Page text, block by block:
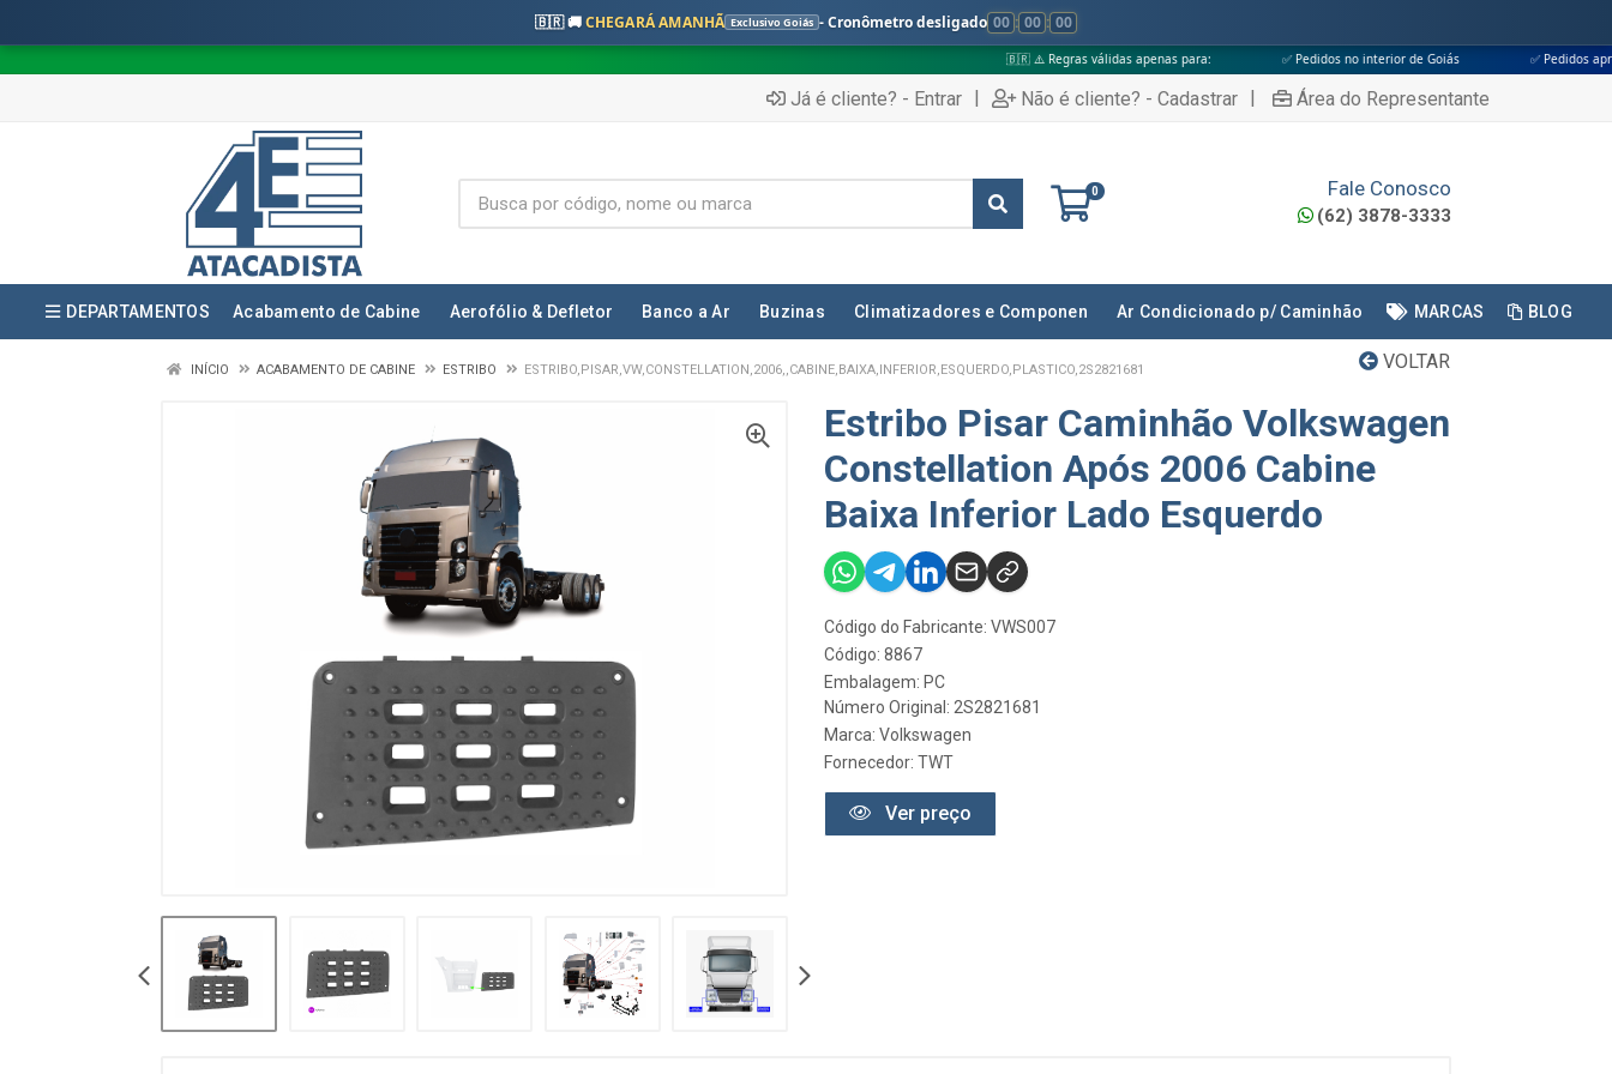
🇧🇷 🚚CHEGARÁ AMANHÃ Exclusivo Goiás - Cronômetro desligado 00 : 00 : 00
🇧🇷 ⚠️ Regras válidas apenas para: ✅ Pedidos no interior de Goiás ✅ Pedidos aprovados até às 18h
Já é cliente? - Entrar | Não é cliente? - Cadastrar | Área do Representante
0 Fale Conosco
(62) 3878-3333
DEPARTAMENTOS Acabamento de Cabine Aerofólio & Defletor Banco a Ar Buzinas Climatizadores e Componen Ar Condicionado p/ Caminhão MARCAS BLOG
VOLTAR
INÍCIO ACABAMENTO DE CABINE ESTRIBO ESTRIBO,PISAR,VW,CONSTELLATION,2006,,CABINE,BAIXA,INFERIOR,ESQUERDO,PLASTICO,2S2821681
Estribo Pisar Caminhão Volkswagen
Constellation Após 2006 Cabine
Baixa Inferior Lado Esquerdo
Código do Fabricante: VWS007
Código: 8867
Embalagem: PC
Número Original: 2S2821681
Marca: Volkswagen
Fornecedor: TWT
Ver preço